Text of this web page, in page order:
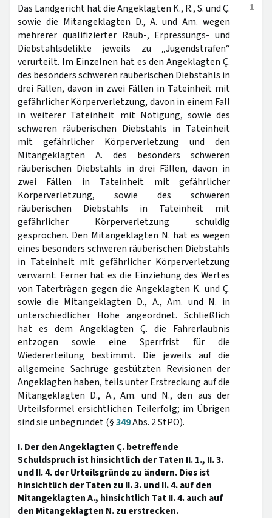
1
Das Landgericht hat die Angeklagten K., R., S. und Ç.
sowie die Mitangeklagten D., A. und Am. wegen
mehrerer qualifizierter Raub-, Erpressungs- und
Diebstahlsdelikte jeweils zu „Jugendstrafen“
verurteilt. Im Einzelnen hat es den Angeklagten Ç.
des besonders schweren räuberischen Diebstahls in
drei Fällen, davon in zwei Fällen in Tateinheit mit
gefährlicher Körperverletzung, davon in einem Fall
in weiterer Tateinheit mit Nötigung, sowie des
schweren räuberischen Diebstahls in Tateinheit
mit gefährlicher Körperverletzung und den
Mitangeklagten A. des besonders schweren
räuberischen Diebstahls in drei Fällen, davon in
zwei Fällen in Tateinheit mit gefährlicher
Körperverletzung, sowie des schweren
räuberischen Diebstahls in Tateinheit mit
gefährlicher Körperverletzung schuldig
gesprochen. Den Mitangeklagten N. hat es wegen
eines besonders schweren räuberischen Diebstahls
in Tateinheit mit gefährlicher Körperverletzung
verwarnt. Ferner hat es die Einziehung des Wertes
von Taterträgen gegen die Angeklagten K. und Ç.
sowie die Mitangeklagten D., A., Am. und N. in
unterschiedlicher Höhe angeordnet. Schließlich
hat es dem Angeklagten Ç. die Fahrerlaubnis
entzogen sowie eine Sperrfrist für die
Wiedererteilung bestimmt. Die jeweils auf die
allgemeine Sachrüge gestützten Revisionen der
Angeklagten haben, teils unter Erstreckung auf die
Mitangeklagten D., A., Am. und N., den aus der
Urteilsformel ersichtlichen Teilerfolg; im Übrigen
sind sie unbegründet (§349Abs. 2 StPO).
I. Der den Angeklagten Ç. betreffende
Schuldspruch ist hinsichtlich der Taten II. 1., II. 3.
und II. 4. der Urteilsgründe zu ändern. Dies ist
hinsichtlich der Taten zu II. 3. und II. 4. auf den
Mitangeklagten A., hinsichtlich Tat II. 4. auch auf
den Mitangeklagten N. zu erstrecken.